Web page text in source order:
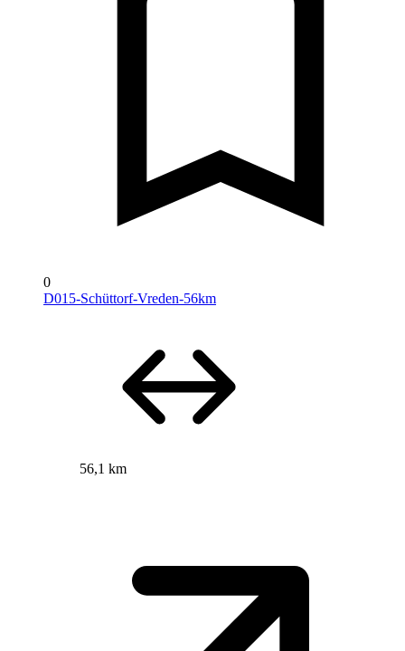
0
D015-Schüttorf-Vreden-56km
56,1 km